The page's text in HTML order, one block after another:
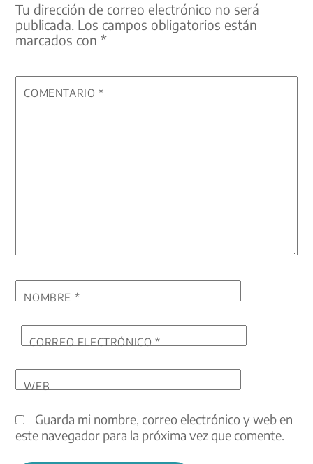
Tu dirección de correo electrónico no será
publicada. Los campos obligatorios están
marcados con*
COMENTARIO*
NOMBRE *
CORREO ELECTRÓNICO*
WEB
Guarda mi nombre, correo electrónico y web en
este navegador para la próxima vez que comente.